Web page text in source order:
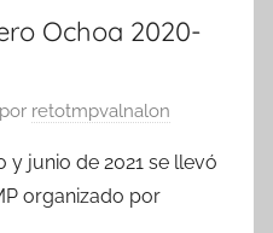
Ochoa 2020-
por retotmpvalnalon
y junio de 2021 se llevó
organizado por